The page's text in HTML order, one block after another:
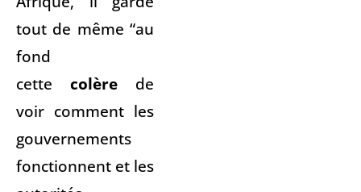
tout de même “au
fond
cette colère de
voir comment les
gouvernements
fonctionnent et les